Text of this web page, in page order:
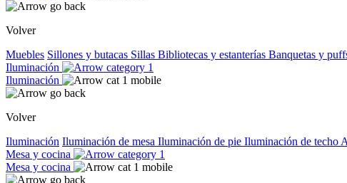
Volver
Muebles Sillones y butacas Sillas Bibliotecas y estanterías Banquetas y
Iluminación
Iluminación
Volver
Iluminación Iluminación de mesa Iluminación de pie Iluminación de techo
Mesa y cocina
Mesa y cocina